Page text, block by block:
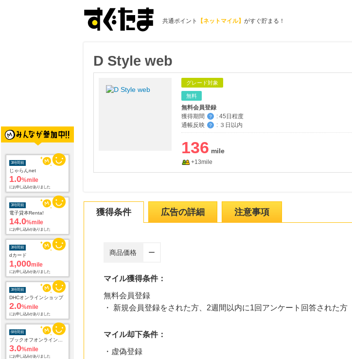
共通ポイント 【ネットマイル】 がすぐ貯まる！
3時間前
じゃらんnet
1.0%mile
にお申し込みがありました
3時間前
電子貸本Renta!
14.0%mile
にお申し込みがありました
3時間前
dカード
1,000
にお申し込みがありました
3時間前
DHCオンラインショップ
2.0%mile
にお申し込みがありました
6時間前
ブックオフオンライン販売
3.0%mile
にお申し込みがありました
D Style web
グレード対象
無料
無料会員登録
獲得期間
？ : 45日程度
通帳反映
？ : ３日以内
136
+13mile
獲得条件 広告の詳細 注意事項
商品価格 ー
マイル獲得条件：
無料会員登録
・ 新規会員登録をされた方、2週間以内に1回アンケート回答された方
マイル却下条件：
・虚偽登録